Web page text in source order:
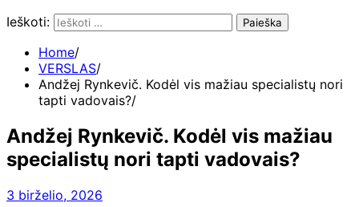
Ieškoti:
Home
VERSLAS
Andžej Rynkevič. Kodėl vis mažiau specialistų nori
tapti vadovais?
Andžej Rynkevič. Kodėl vis mažiau
specialistų nori tapti vadovais?
3 birželio, 2026